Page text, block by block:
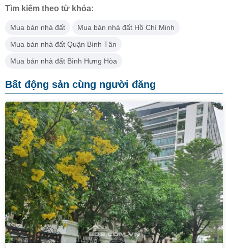
Tìm kiếm theo từ khóa:
Mua bán nhà đất Mua bán nhà đất Hồ Chí Minh
Mua bán nhà đất Quận Bình Tân
Mua bán nhà đất Bình Hưng Hòa
Bất động sản cùng người đăng